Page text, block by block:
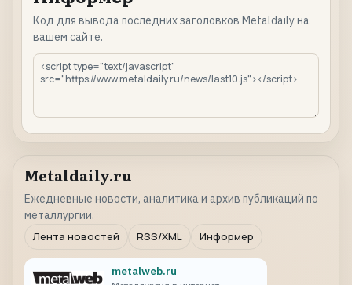
Код для вывода последних заголовков Metaldaily на
вашем сайте.
Metaldaily.ru
Ежедневные новости, аналитика и архив публикаций по
металлургии.
Лента новостей
RSS/XML Информер
metalweb.ru